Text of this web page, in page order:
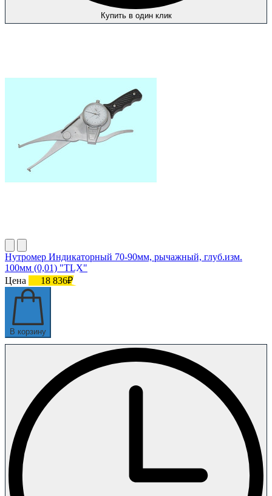
Купить в один клик
Нутромер Индикаторный 70-90мм, рычажный, глуб.изм.
100мм (0,01) "TLX"
Цена
18 836₽
В корзину